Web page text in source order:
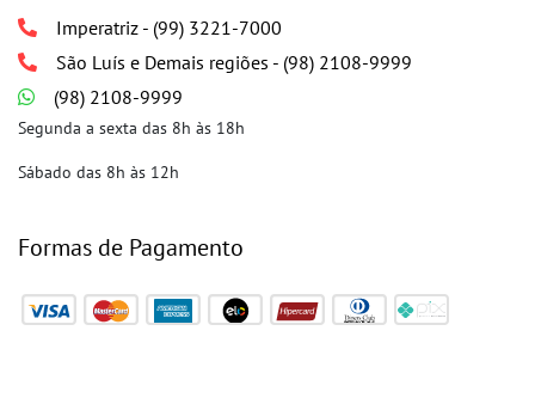
Imperatriz - (99) 3221-7000
São Luís e Demais regiões - (98) 2108-9999
(98) 2108-9999
Segunda a sexta das 8h às 18h
Sábado das 8h às 12h
Formas de Pagamento